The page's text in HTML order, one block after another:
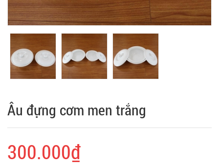
Âu đựng cơm men trắng
300.000₫